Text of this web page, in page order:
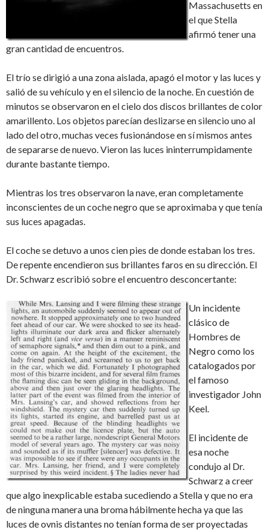
Massachusetts en
el que Stella
afirmó tener una
gran cantidad de encuentros.
El trío se dirigió a una zona aislada, apagó el motor y las luces y
salió de su vehículo y en el silencio de la noche. En cuestión de
minutos se observaron en el cielo dos discos brillantes de color
amarillento. Los objetos parecían deslizarse en silencio uno al
lado del otro, muchas veces fusionándose en sí mismos antes
de separarse de nuevo. Vieron las luces ininterrumpidamente
durante bastante tiempo.
Mientras los tres observaron la nave, eran completamente
inconscientes de un coche negro que se aproximaba y que tenía
sus luces apagadas.
El coche se detuvo a unos cien pies de donde estaban los tres.
De repente encendieron sus brillantes faros en su dirección. El
Dr. Schwarz escribió sobre el encuentro desconcertante:
Un incidente
clásico de
Hombres de
Negro como los
catalogados por
el famoso
investigador John
Keel.
El incidente de
esa noche
condujo al Dr.
Schwarz a creer
que algo inexplicable estaba sucediendo a Stella y que no era
de ninguna manera una broma hábilmente hecha ya que las
luces de ovnis distantes no tenían forma de ser proyectadas